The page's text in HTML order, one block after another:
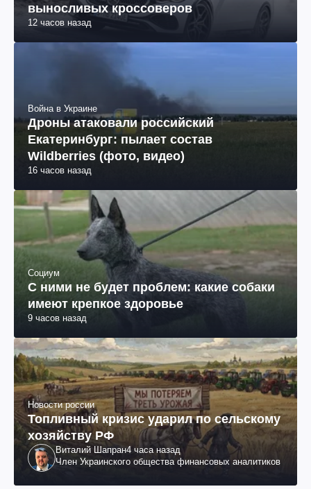
выносливых кроссоверов
12 часов назад
Война в Украине
Дроны атаковали российский
Екатеринбург: пылает состав
Wildberries (фото, видео)
16 часов назад
Социум
С ними не будет проблем: какие собаки
имеют крепкое здоровье
9 часов назад
Новости россии
Топливный кризис ударил по сельскому
хозяйству РФ
Виталий Шапран4 часа назад
Член Украинского общества финансовых аналитиков